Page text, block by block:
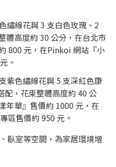
繡線花與 3 支白色玫瑰、2
體高度約 30 公分，在台北市
800 元，在Pinkoi 網站『小
。
紫色繡線花與 5 支深紅色康
配，花束整體高度約 40 公
年華』售價約 1000 元，在
區售價約 950 元。
臥室等空間，為家居環境增